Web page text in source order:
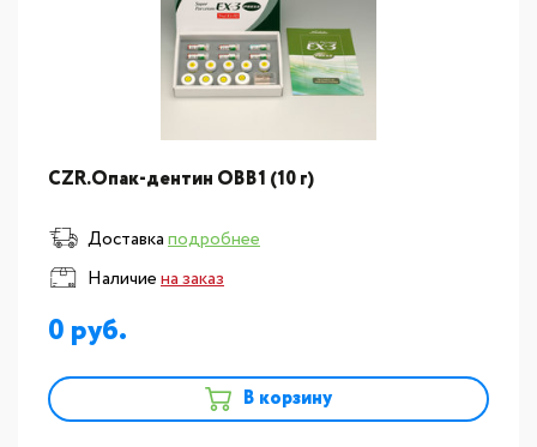
CZR.Опак-дентин ОВB1 (10 г)
Доставкаподробнее
Наличиена заказ
0
В корзину